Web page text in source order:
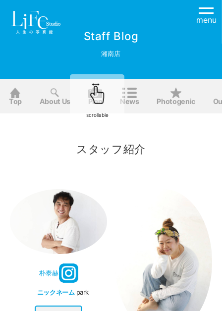
menu
Staff Blog
湘南店
Top About Us Plan News Photogenic
スタッフ紹介
朴泰赫
ニックネームpark